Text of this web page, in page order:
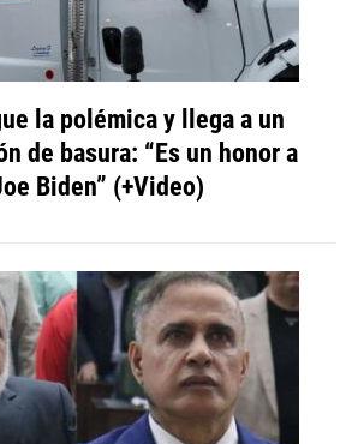
la polémica y llega a un
de basura: “Es un honor a
Biden” (+Video)